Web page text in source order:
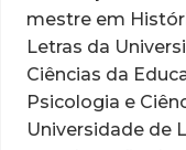
mestre em
Letras da
Ciências da
Psicologia e
Universidade de